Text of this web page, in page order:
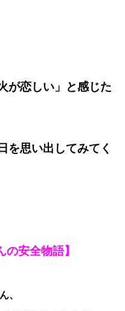
が恋しい」と感じた
を思い出してみてく
安全物語】
、